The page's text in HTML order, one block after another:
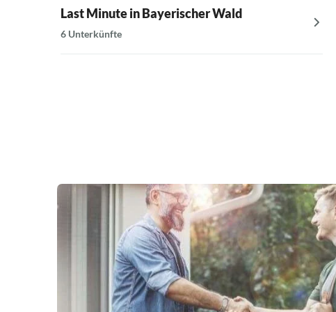
Last Minute in Bayerischer Wald
6 Unterkünfte